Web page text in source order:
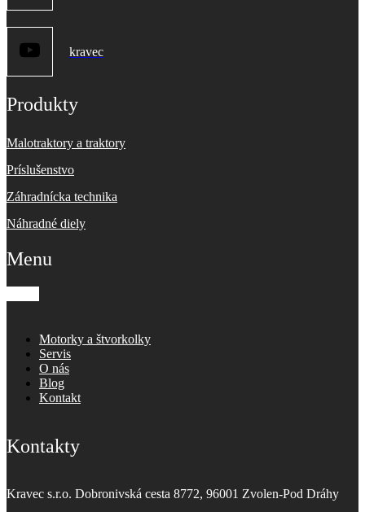
kravec
Produkty
Malotraktory a traktory
Príslušenstvo
Záhradnícka technika
Náhradné diely
Menu
Motorky a štvorkolky
Servis
O nás
Blog
Kontakt
Kontakty
Kravec s.r.o. Dobronivská cesta 8772, 96001 Zvolen-Pod Dráhy